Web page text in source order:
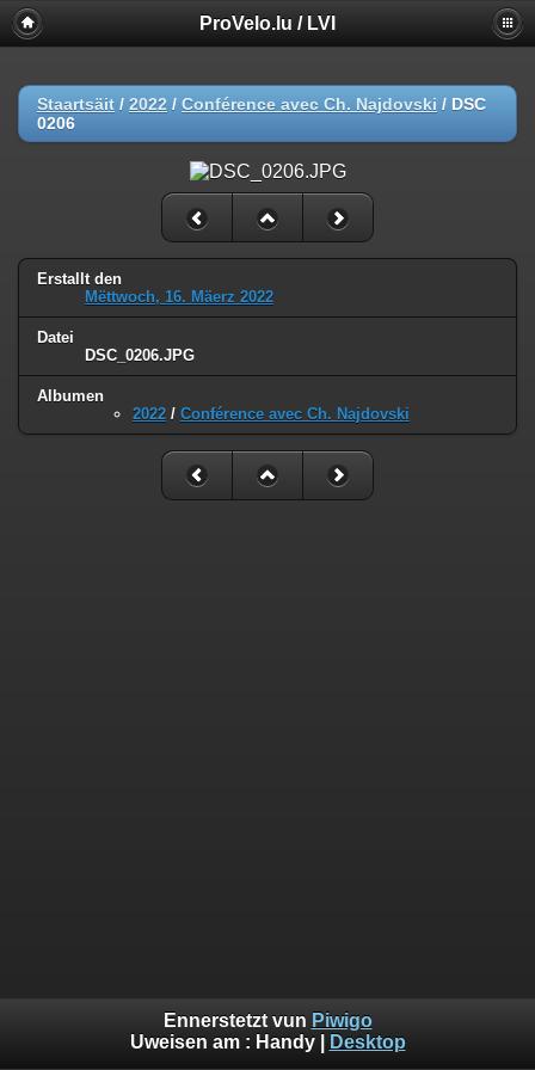
ProVelo.lu / LVI
Staartsäit / 2022 / Conférence avec Ch. Najdovski / DSC
0206
Erstallt den
Mëttwoch, 16. Mäerz 2022
Datei
DSC_0206.JPG
Albumen
2022 / Conférence avec Ch. Najdovski
Ennerstetzt vun Piwigo
Uweisen am : Handy| Desktop